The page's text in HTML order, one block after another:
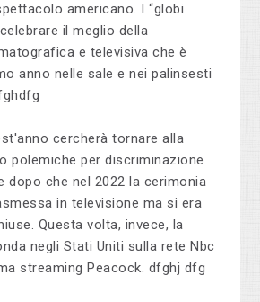
americano. I “globi
il meglio della
e televisiva che è
anno nelle sale e nei palinsesti
cercherà tornare alla
polemiche per discriminazione
dopo che nel 2022 la cerimonia
in televisione ma si era
Questa volta, invece, la
negli Stati Uniti sulla rete Nbc
streaming Peacock. dfghj dfg